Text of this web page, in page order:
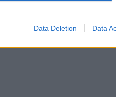
Data Deletion Data